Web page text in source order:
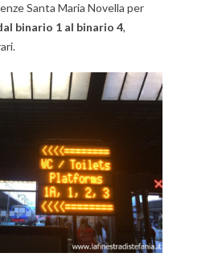
Santa Maria Novella per
binario 1 al binario 4,